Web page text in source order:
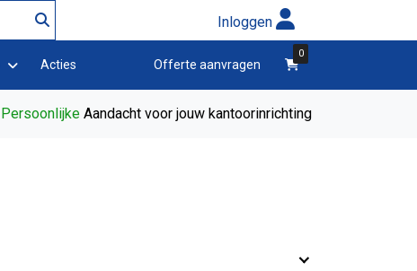
Inloggen
Acties winkelwagen
0
Offerte aanvragen
Persoonlijke Aandacht voor jouw kantoorinrichting